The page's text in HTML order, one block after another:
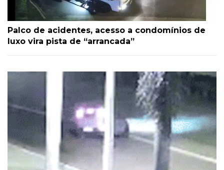
Palco de acidentes, acesso a condomínios de
luxo vira pista de “arrancada”